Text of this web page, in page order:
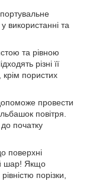
використанні та
та рівною
різні її
пористих
провести
повітря.
початку
поверхні
шар! Якщо
порізки,